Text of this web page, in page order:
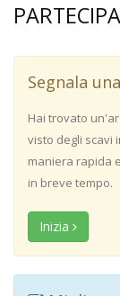
PARTECIPA
Segnala
Hai trovato
visto degli scavi
maniera rapida
in breve tempo.
Inizia